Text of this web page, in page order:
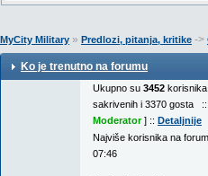
MyCity Military » Predlozi, pitanja, kritike ->
Ko je trenutno na forumu
Ukupno su 3452
sakrivenih i 3370 gosta
Moderator] :: Detaljnije
Najviše korisnika na
07:46